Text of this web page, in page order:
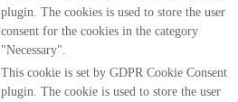
plugin. The cookies is used to store the user
consent for the cookies in the category
"Necessary".
This cookie is set by GDPR Cookie Consent
plugin. The cookie is used to store the user